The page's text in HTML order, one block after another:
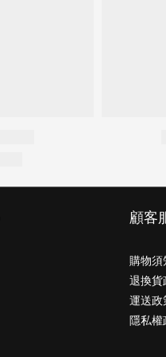
顧客
購物須
退換貨
運送政
隱私權